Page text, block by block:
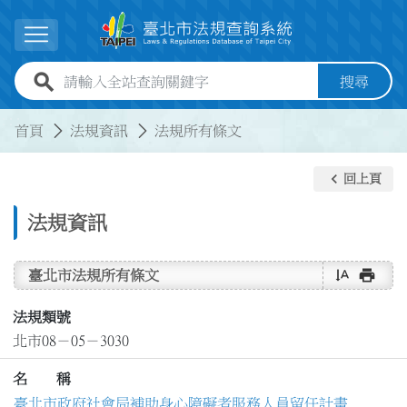
展開選單
全站查詢關鍵字欄位 搜尋
首頁 法規資訊 法規所有條文
法規資訊
keyboard_arrow_left 回上頁
臺北市法規所有條文 text_rotate_vertical print
法規類號
北市08－05－3030
名 稱
臺北市政府社會局補助身心障礙者服務人員留任計畫